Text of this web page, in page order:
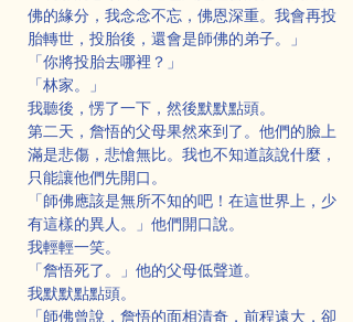
佛的緣分，我念念不忘，佛恩深重。我會再投
胎轉世，投胎後，還會是師佛的弟子。」
「你將投胎去哪裡？」
「林家。」
我聽後，愣了一下，然後默默點頭。
第二天，詹悟的父母果然來到了。他們的臉上
滿是悲傷，悲愴無比。我也不知道該說什麼，
只能讓他們先開口。
「師佛應該是無所不知的吧！在這世界上，少
有這樣的異人。」他們開口說。
我輕輕一笑。
「詹悟死了。」他的父母低聲道。
我默默點點頭。
「師佛曾說，詹悟的面相清奇，前程遠大，卻